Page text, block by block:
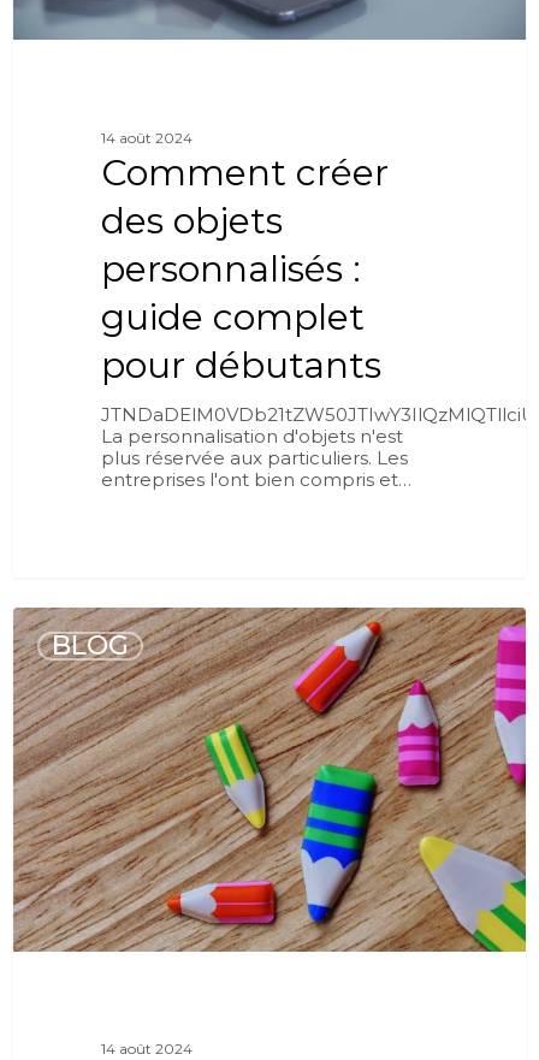
14 août 2024
Comment créer
des objets
personnalisés :
guide complet
pour débutants
La personnalisation d'objets n'est
plus réservée aux particuliers. Les
entreprises l'ont bien compris et…
BLOG
14 août 2024
0